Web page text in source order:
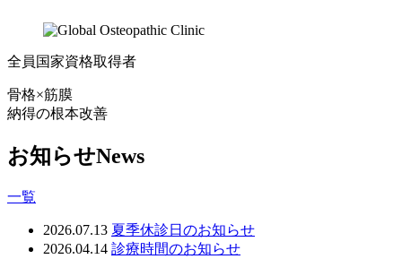
全員国家資格取得者
骨格×筋膜
納得の根本改善
お知らせNews
一覧
2026.07.13 夏季休診日のお知らせ
2026.04.14 診療時間のお知らせ